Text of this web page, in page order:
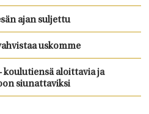
ajan suljettu
uskomme
koulutiensä aloittavia ja
siunattaviksi